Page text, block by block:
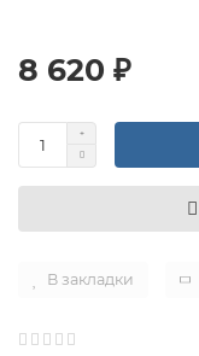
8 620 ₽
В закладки